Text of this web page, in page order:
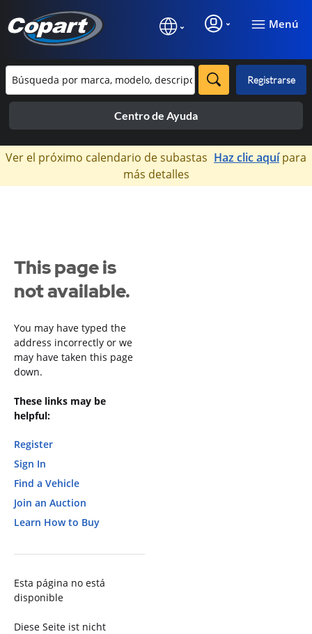
Menú
Registrarse
Centro de Ayuda
×
Ver el próximo calendario de subastas Haz clic aquípara
más detalles
This page is
not available.
You may have typed the
address incorrectly or we
may have taken this page
down.
These links may be
helpful:
Register
Sign In
Find a Vehicle
Join an Auction
Learn How to Buy
Esta página no está
disponible
Diese Seite ist nicht